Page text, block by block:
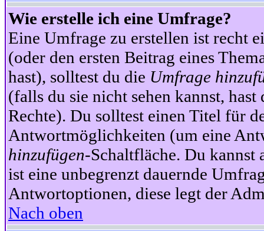
Wie erstelle ich eine Umfrage?
Eine Umfrage zu erstellen ist recht
(oder den ersten Beitrag eines
hast), solltest du die Umfrage
(falls du sie nicht sehen kannst,
Rechte). Du solltest einen Titel für
Antwortmöglichkeiten (um eine
hinzufügen-Schaltfläche. Du
ist eine unbegrenzt dauernde
Antwortoptionen, diese legt der
Nach oben